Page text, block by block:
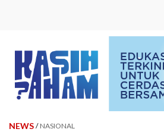
NEWS / NASIONAL